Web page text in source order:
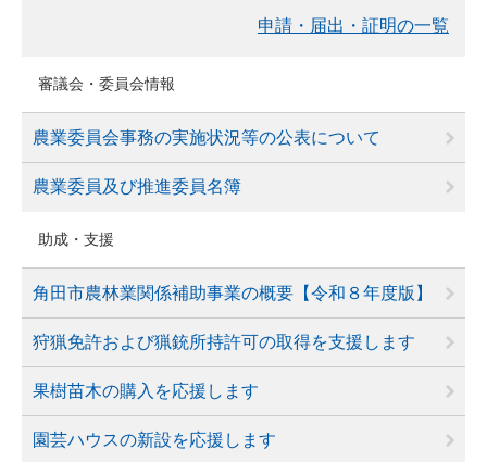
申請・届出・証明の一覧
審議会・委員会情報
農業委員会事務の実施状況等の公表について
農業委員及び推進委員名簿
助成・支援
角田市農林業関係補助事業の概要【令和８年度版】
狩猟免許および猟銃所持許可の取得を支援します
果樹苗木の購入を応援します
園芸ハウスの新設を応援します